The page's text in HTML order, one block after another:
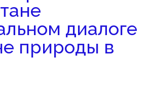
диалоге
природы в